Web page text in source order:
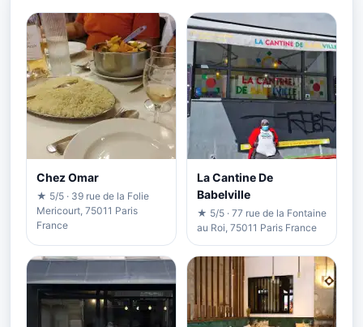
Chez Omar
★ 5/5 · 39 rue de la Folie
Mericourt, 75011 Paris
France
La Cantine De
Babelville
★ 5/5 · 77 rue de la Fontaine
au Roi, 75011 Paris France